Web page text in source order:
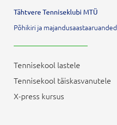
Tähtvere Tenniseklubi MTÜ
Põhikiri ja majandusaastaaruanded
Tennisekool lastele
Tennisekool täiskasvanutele
X-press kursus